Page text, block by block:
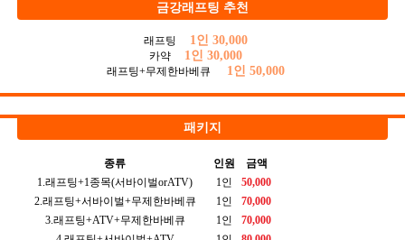
금강래프팅 추천
래프팅 1인 30,000
카약 1인 30,000
래프팅+무제한바베큐 1인 50,000
패키지
종류 인원
금액
1.래프팅+1종목(서바이벌orATV)
1인
50,000
2.래프팅+서바이벌+무제한바베큐
1인
70,000
3.래프팅+ATV+무제한바베큐
1인
70,000